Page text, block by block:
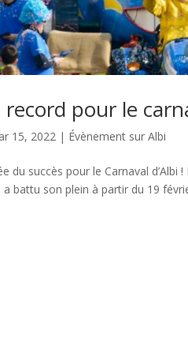
pour le
15, 2022 | Évènement sur Albi
du succès pour le Carnaval
battu son plein à partir du 19